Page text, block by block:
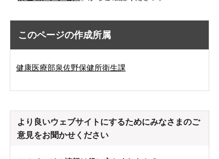
このページの作成所属
健康医療部泉佐野保健所衛生課
より良いウェブサイトにするためにみなさまのご
意見をお聞かせください